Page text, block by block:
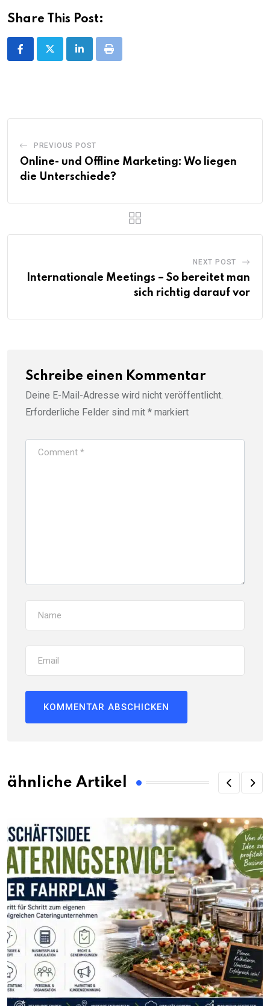
Share This Post:
LinkedInPrint
PREVIOUS POST
Online- und Offline Marketing: Wo liegen
die Unterschiede?
NEXT POST
Internationale Meetings – So bereitet man
sich richtig darauf vor
Schreibe einen Kommentar
Deine E-Mail-Adresse wird nicht veröffentlicht.
Erforderliche Felder sind mit * markiert
ähnliche Artikel